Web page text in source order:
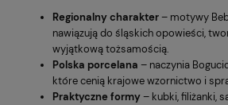
Regionalny charakter– motywy
nawiązują do śląskich opowieści,
wyjątkową tożsamością.
Polska porcelana – naczynia
które cenią krajowe wzornictwo i
Praktyczne formy– kubki, filiżanki,